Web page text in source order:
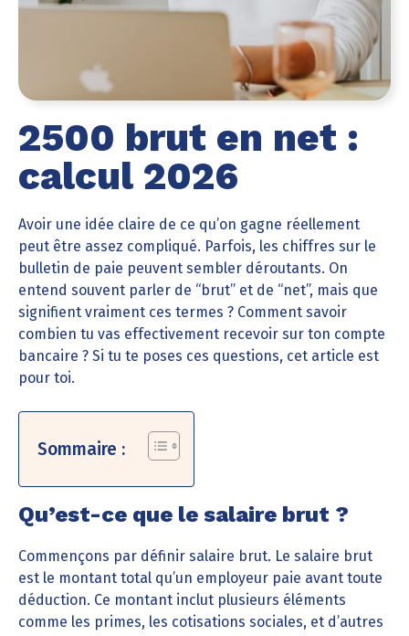
2500 brut en net :
calcul 2026
Avoir une idée claire de ce qu’on gagne réellement
peut être assez compliqué. Parfois, les chiffres sur le
bulletin de paie peuvent sembler déroutants. On
entend souvent parler de “brut” et de “net”, mais que
signifient vraiment ces termes ? Comment savoir
combien tu vas effectivement recevoir sur ton compte
bancaire ? Si tu te poses ces questions, cet article est
pour toi.
Sommaire :
Qu’est-ce que le salaire brut ?
Commençons par définir salaire brut. Le salaire brut
est le montant total qu’un employeur paie avant toute
déduction. Ce montant inclut plusieurs éléments
comme les primes, les cotisations sociales, et d’autres